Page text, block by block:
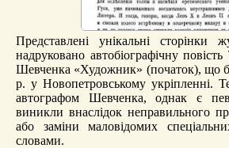
Представлені унікальні сторінки
надруковано автобіографічну
Шевченка «Художник» (початок), що
р. у Новопетровському укріпленні.
автографом Шевченка, однак є
виникли внаслідок неправильного
або заміни маловідомих
словами.